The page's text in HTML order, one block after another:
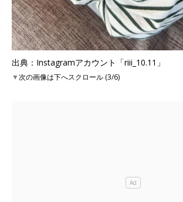
出典：Instagramアカウント「riii_10.11」
▼次の画像は下へスクロール (3/6)